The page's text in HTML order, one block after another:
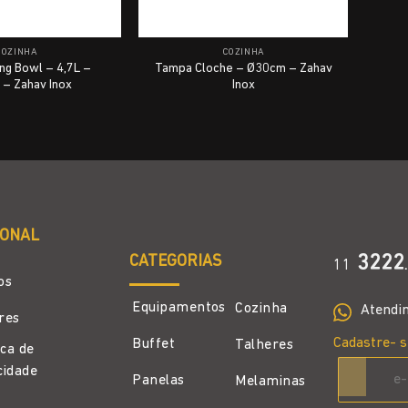
Bowl – 4,7L –
Zahav Inox
COZINHA
Tampa Cloche – Ø30cm – Zahav
Inox
de
CATEGORIAS
Equipamentos
Buffet
Panelas
Cozinha
Talheres
Melaminas
11 3222.
Cadastre-